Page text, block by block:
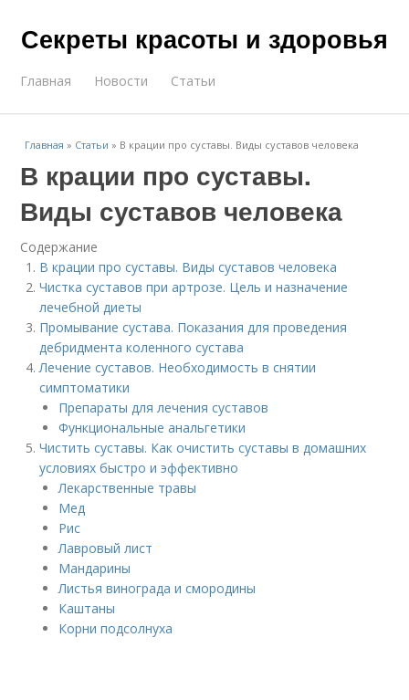
Секреты красоты и здоровья
Главная Новости Статьи
Главная » Статьи » В крации про суставы. Виды суставов человека
В крации про суставы.
Виды суставов человека
Содержание
В крации про суставы. Виды суставов человека
Чистка суставов при артрозе. Цель и назначение
лечебной диеты
Промывание сустава. Показания для проведения
дебридмента коленного сустава
Лечение суставов. Необходимость в снятии
симптоматики
Препараты для лечения суставов
Функциональные анальгетики
Чистить суставы. Как очистить суставы в домашних
условиях быстро и эффективно
Лекарственные травы
Мед
Рис
Лавровый лист
Мандарины
Листья винограда и смородины
Каштаны
Корни подсолнуха